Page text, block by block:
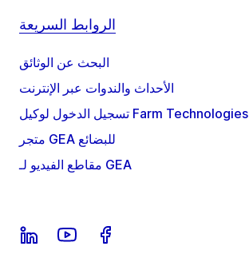
الروابط السريعة
البحث عن الوثائق
الأحداث والندوات عبر الإنترنت
تسجيل الدخول لوكيل Farm Technologies
متجر GEA للبضائع
مقاطع الفيديو لـ GEA